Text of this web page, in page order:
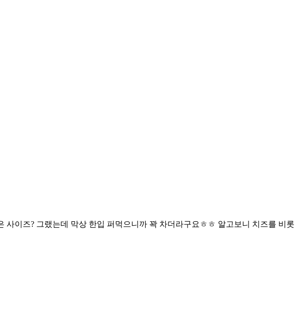
이즈? 그랬는데 막상 한입 퍼먹으니까 꽉 차더라구요ㅎㅎ 알고보니 치즈를 비롯